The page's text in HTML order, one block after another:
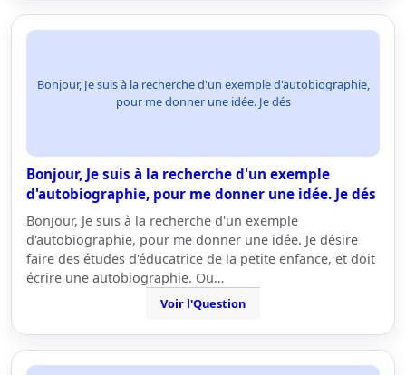
Bonjour, Je suis à la recherche d'un exemple d'autobiographie,
pour me donner une idée. Je dés
Bonjour, Je suis à la recherche d'un exemple
d'autobiographie, pour me donner une idée. Je dés
Bonjour, Je suis à la recherche d'un exemple
d'autobiographie, pour me donner une idée. Je désire
faire des études d'éducatrice de la petite enfance, et doit
écrire une autobiographie. Ou…
Voir l'Question